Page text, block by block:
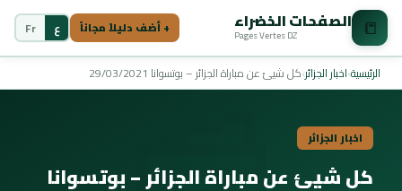
📒 الصفحات الخضراء
Pages Vertes DZ + أضف دليلاً مجاناً ع Fr
الرئيسية›اخبار الجزائر›كل شيئ عن مباراة الجزائر – بوتسوانا 29/03/2021
اخبار الجزائر
كل شيئ عن مباراة الجزائر – بوتسوانا